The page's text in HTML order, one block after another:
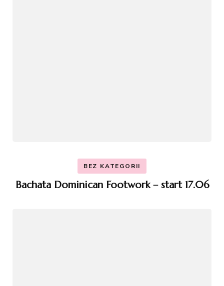
BEZ KATEGORII
Bachata Dominican Footwork – start 17.06